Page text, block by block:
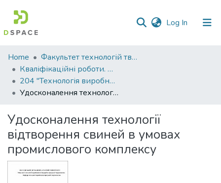
Log In (current)
Communities
&
Collections
All of DSpace
Statistics
Home
Факультет технологій тваринництва та продовольства
Кваліфікаційні роботи. Факультет технологій тваринництва та продовольства
204 "Технологія виробництва і переробки продукції тваринництва" - Магістри 2021-2022
Удосконалення технології відтворення свиней в умовах промислового комплексу
Удосконалення технології
відтворення свиней в умовах
промислового комплексу